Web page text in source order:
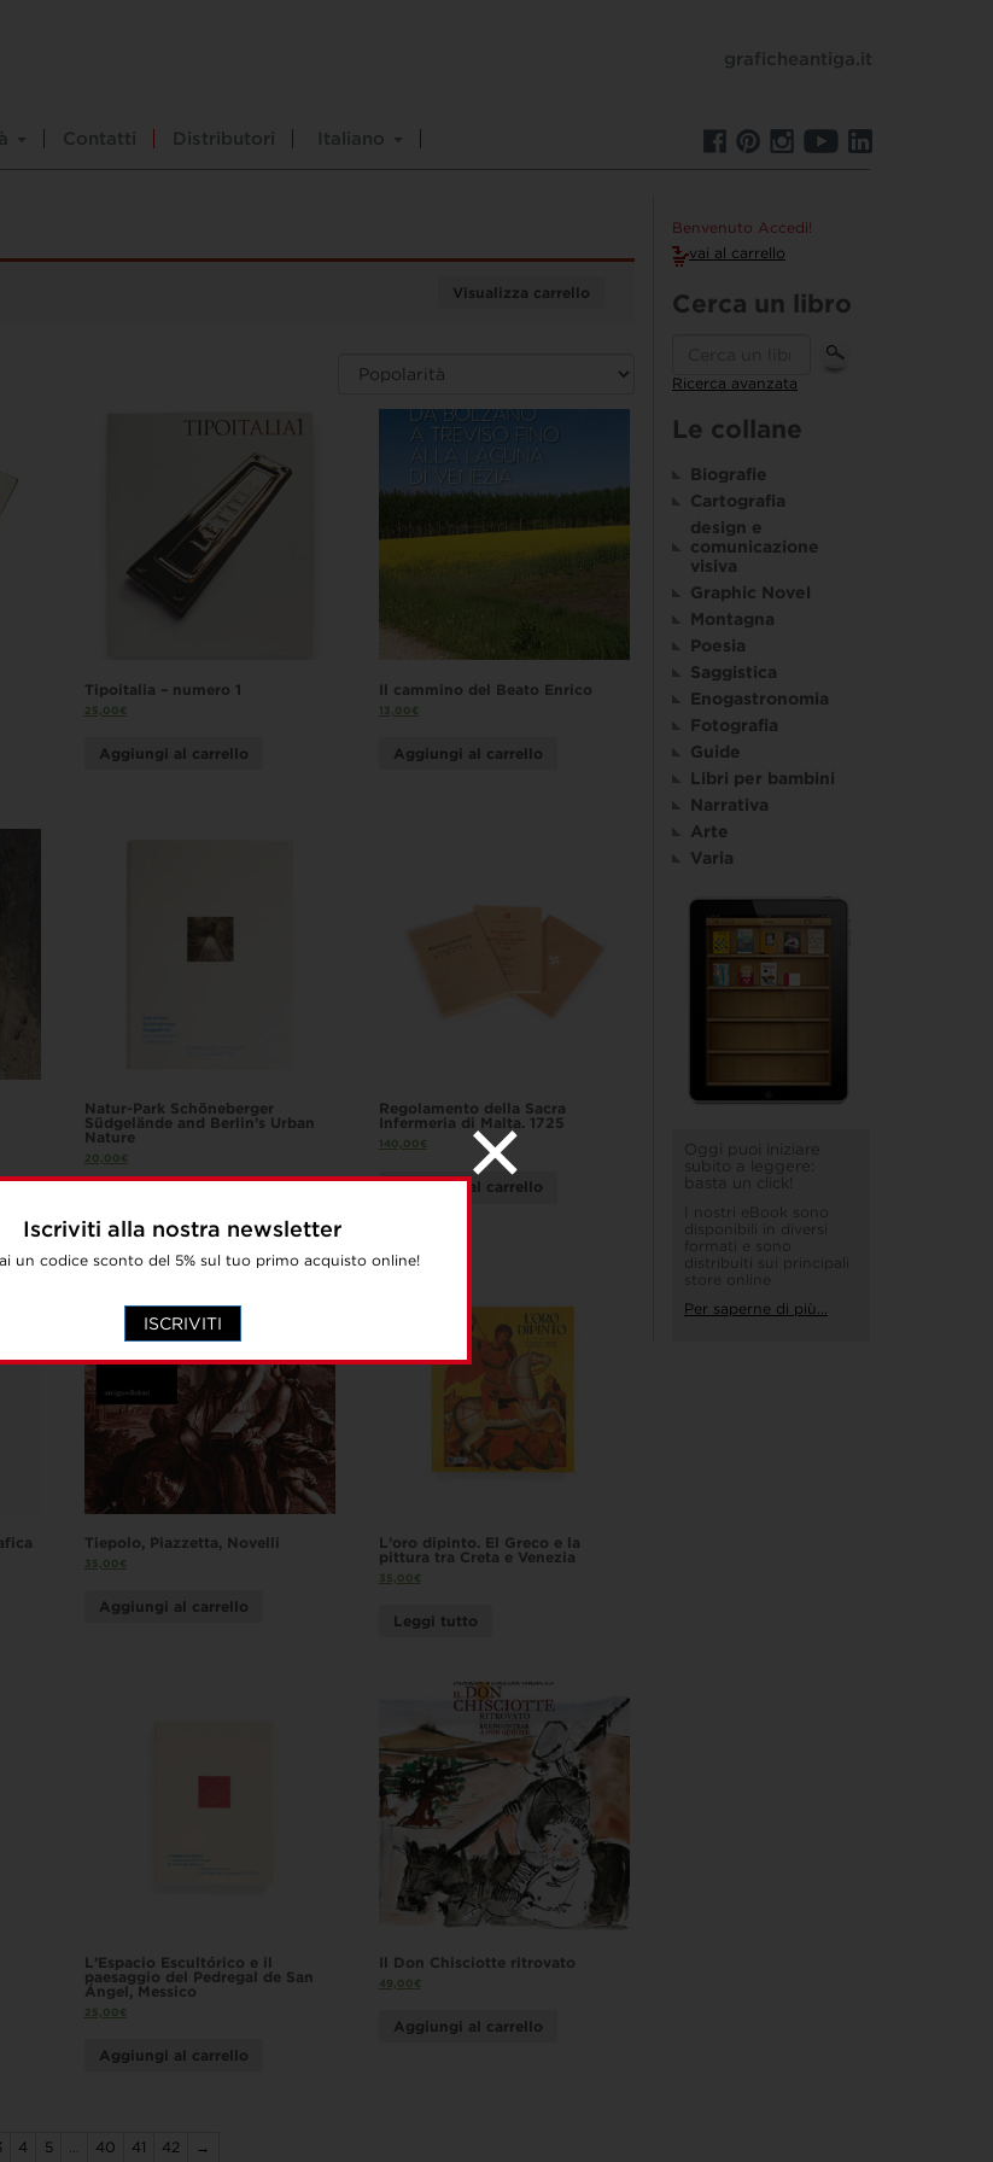
Iscriviti alla nostra newsletter
un codice sconto del 5% sul tuo primo acquisto online!
ISCRIVITI
Contatti Distributori Italiano
graficheantiga.it
Visualizza carrello
Tipoitalia – numero 1
25,00€
Aggiungi al carrello
Il cammino del Beato Enrico
13,00€
Aggiungi al carrello
Natur-Park Schöneberger
Südgelände and Berlin’s Urban
Nature
20,00€
Regolamento della Sacra
Infermeria di Malta. 1725
140,00€
Aggiungi al carrello
Tiepolo, Piazzetta, Novelli
35,00€
Aggiungi al carrello
L’oro dipinto. El Greco e la
pittura tra Creta e Venezia
35,00€
Leggi tutto
L’Espacio Escultórico e il
paesaggio del Pedregal de San
Ángel, Messico
25,00€
Aggiungi al carrello
Il Don Chisciotte ritrovato
49,00€
Aggiungi al carrello
4 5 40 41 42 →
Benvenuto Accedi!
vai al carrello
Cerca un libro
Ricerca avanzata
Le collane
Biografie
Cartografia
design e
comunicazione
visiva
Graphic Novel
Montagna
Poesia
Saggistica
Enogastronomia
Fotografia
Guide
Libri per bambini
Narrativa
Arte
Varia
Oggi puoi iniziare
subito a leggere:
basta un click!
I nostri eBook sono
disponibili in diversi
formati e sono
distribuiti sui principali
store online
Per saperne di più...